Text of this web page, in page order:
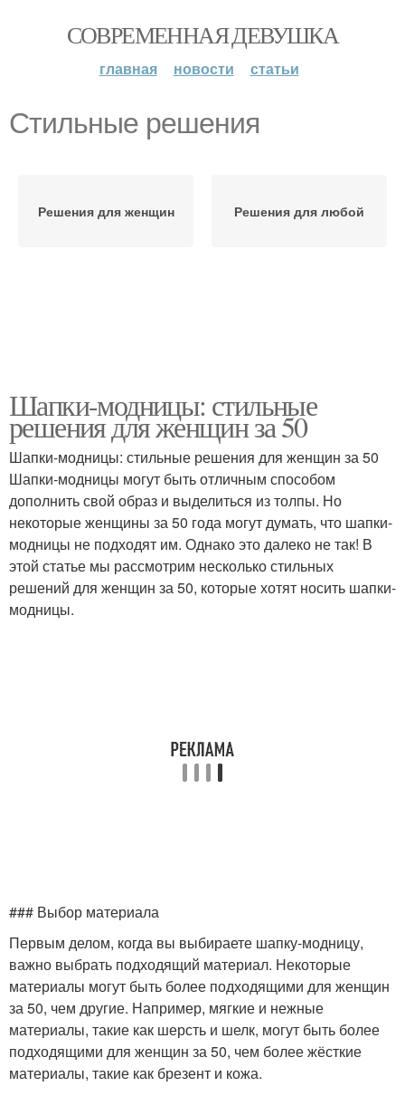
СОВРЕМЕННАЯ ДЕВУШКА
главная новости статьи
Стильные решения
Решения для женщин Решения для любой
Шапки-модницы: стильные
решения для женщин за 50
Шапки-модницы: стильные решения для женщин за 50
Шапки-модницы могут быть отличным способом
дополнить свой образ и выделиться из толпы. Но
некоторые женщины за 50 года могут думать, что шапки-
модницы не подходят им. Однако это далеко не так! В
этой статье мы рассмотрим несколько стильных
решений для женщин за 50, которые хотят носить шапки-
модницы.
### Выбор материала
Первым делом, когда вы выбираете шапку-модницу,
важно выбрать подходящий материал. Некоторые
материалы могут быть более подходящими для женщин
за 50, чем другие. Например, мягкие и нежные
материалы, такие как шерсть и шелк, могут быть более
подходящими для женщин за 50, чем более жёсткие
материалы, такие как брезент и кожа.